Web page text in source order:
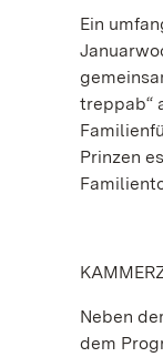
Ein
treppab“
Prinzen
Neben
dem